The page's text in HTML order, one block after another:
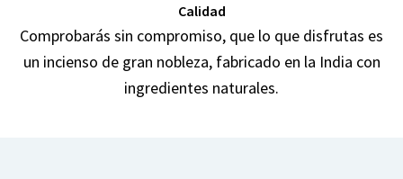
Calidad
Comprobarás sin compromiso, que lo que disfrutas es
un incienso de gran nobleza, fabricado en la India con
ingredientes naturales.